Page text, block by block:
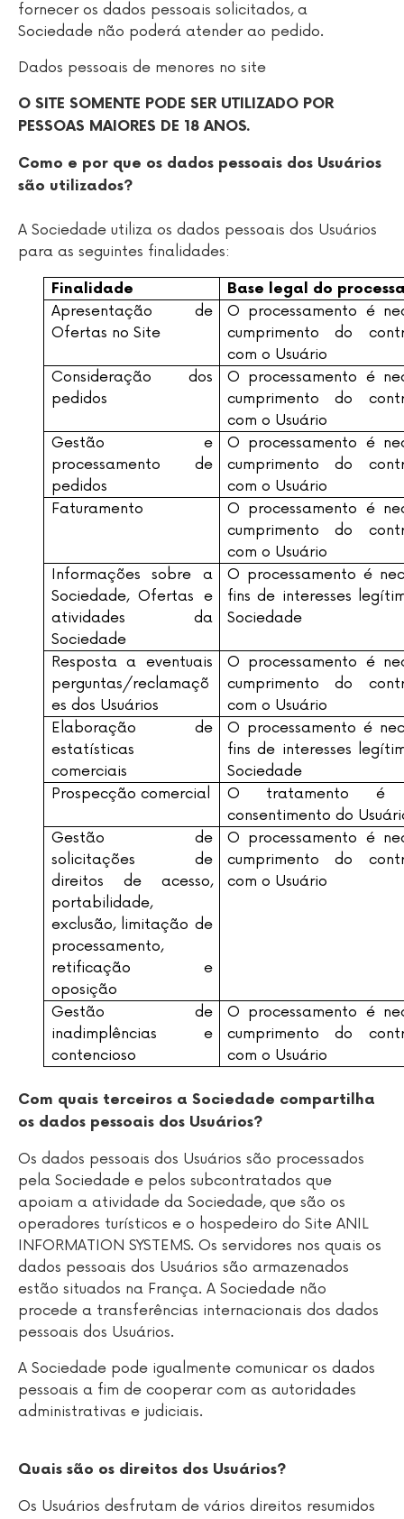
fornecer os dados pessoais solicitados, a
Sociedade não poderá atender ao pedido.
Dados pessoais de menores no site
O SITE SOMENTE PODE SER UTILIZADO POR
PESSOAS MAIORES DE 18 ANOS.
Como e por que os dados pessoais dos Usuários
são utilizados?
A Sociedade utiliza os dados pessoais dos Usuários
para as seguintes finalidades:
Finalidade Base legal do
Apresentação de
Ofertas no Site
O processamento é
cumprimento do
com o Usuário
Consideração dos
pedidos
O processamento é
cumprimento do
com o Usuário
Gestão e
processamento de
pedidos
O processamento é
cumprimento do
com o Usuário
Faturamento
O processamento é
cumprimento do
com o Usuário
Informações sobre a
Sociedade, Ofertas e
atividades da
Sociedade
O processamento é
fins de interesses
Sociedade
Resposta a eventuais
perguntas/reclamaçõ
es dos Usuários
O processamento é
cumprimento do
com o Usuário
Elaboração de
estatísticas
comerciais
O processamento é
fins de interesses
Sociedade
Prospecção comercial
O tratamento é
consentimento do
Gestão de
solicitações de
direitos de acesso,
portabilidade,
exclusão, limitação de
processamento,
retificação e
oposição
O processamento é
cumprimento do
com o Usuário
Gestão de
inadimplências e
contencioso
O processamento é
cumprimento do
com o Usuário
Com quais terceiros a Sociedade compartilha
os dados pessoais dos Usuários?
Os dados pessoais dos Usuários são processados
pela Sociedade e pelos subcontratados que
apoiam a atividade da Sociedade, que são os
operadores turísticos e o hospedeiro do Site ANIL
INFORMATION SYSTEMS. Os servidores nos quais os
dados pessoais dos Usuários são armazenados
estão situados na França. A Sociedade não
procede a transferências internacionais dos dados
pessoais dos Usuários.
A Sociedade pode igualmente comunicar os dados
pessoais a fim de cooperar com as autoridades
administrativas e judiciais.
Quais são os direitos dos Usuários?
Os Usuários desfrutam de vários direitos resumidos